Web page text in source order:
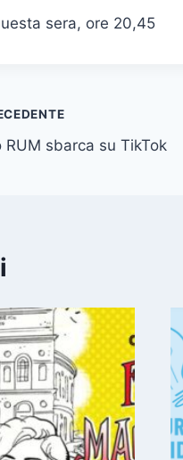
sera, ore 20,45
RUM sbarca su TikTok